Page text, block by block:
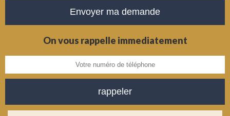
On vous rappelle immediatement